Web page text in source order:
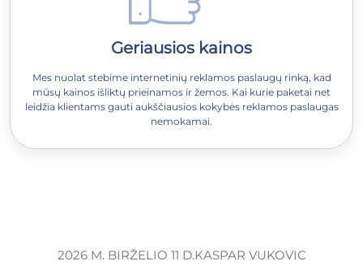
Geriausios kainos
Mes nuolat stebime internetinių reklamos paslaugų rinką, kad
mūsų kainos išliktų prieinamos ir žemos. Kai kurie paketai net
leidžia klientams gauti aukščiausios kokybės reklamos paslaugas
nemokamai.
2026 M. BIRŽELIO 11 D.KASPAR VUKOVIC